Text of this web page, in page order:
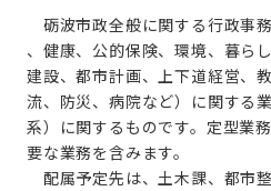
砺波市政全般に関する行政事
、健康、公的保険、環境、暮ら
建設、都市計画、上下道経営、
流、防災、病院など）に関する
系）に関するものです。定型業
要な業務を含みます。
配属予定先は、土木課、都市